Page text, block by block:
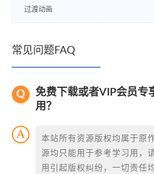
过渡动画
常见问题FAQ
免费下载或者VIP会员专
用？
本站所有资源版权均属于原
源均只能用于参考学习用，
用引起版权纠纷，一切责任